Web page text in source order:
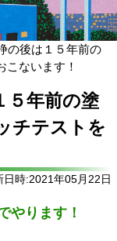
の後は１５年前の
ないます！
５年前の塗
チテストを
日時:2021年05月22日
やります！